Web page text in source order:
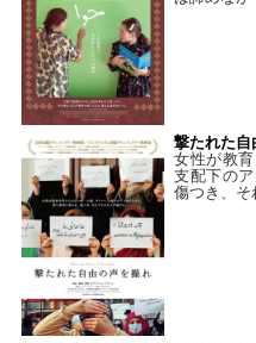
撃たれた
女性が教
支配下の
傷つき、